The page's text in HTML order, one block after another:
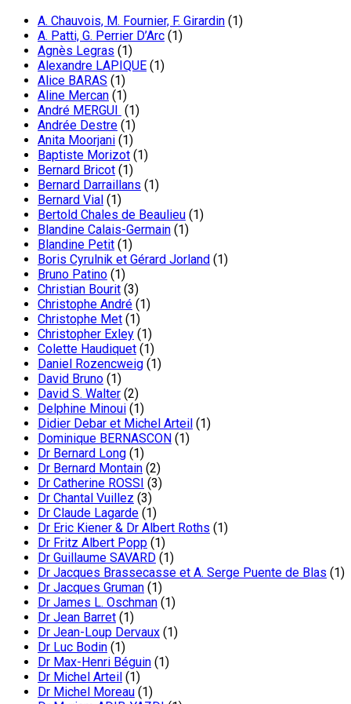
A. Chauvois, M. Fournier, F. Girardin (1)
A. Patti, G. Perrier D’Arc (1)
Agnès Legras (1)
Alexandre LAPIQUE (1)
Alice BARAS (1)
Aline Mercan (1)
André MERGUI (1)
Andrée Destre (1)
Anita Moorjani (1)
Baptiste Morizot (1)
Bernard Bricot (1)
Bernard Darraillans (1)
Bernard Vial (1)
Bertold Chales de Beaulieu (1)
Blandine Calais-Germain (1)
Blandine Petit (1)
Boris Cyrulnik et Gérard Jorland (1)
Bruno Patino (1)
Christian Bourit (3)
Christophe André (1)
Christophe Met (1)
Christopher Exley (1)
Colette Haudiquet (1)
Daniel Rozencweig (1)
David Bruno (1)
David S. Walter (2)
Delphine Minoui (1)
Didier Debar et Michel Arteil (1)
Dominique BERNASCON (1)
Dr Bernard Long (1)
Dr Bernard Montain (2)
Dr Catherine ROSSI (3)
Dr Chantal Vuillez (3)
Dr Claude Lagarde (1)
Dr Eric Kiener & Dr Albert Roths (1)
Dr Fritz Albert Popp (1)
Dr Guillaume SAVARD (1)
Dr Jacques Brassecasse et A. Serge Puente de Blas (1)
Dr Jacques Gruman (1)
Dr James L. Oschman (1)
Dr Jean Barret (1)
Dr Jean-Loup Dervaux (1)
Dr Luc Bodin (1)
Dr Max-Henri Béguin (1)
Dr Michel Arteil (1)
Dr Michel Moreau (1)